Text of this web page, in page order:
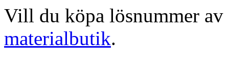
Vill du köpa lösnummer
materialbutik.